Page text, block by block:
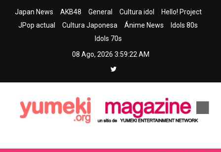
Japan News AKB48 General Cultura idol
Hello! Project
JPop actual
Cultura Japonesa Ánime News
Idols 80s
Idols 70s
08 Ago, 2026 3:59:23 AM